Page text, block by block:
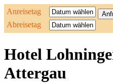
Anreisetag
Abreisetag
Hotel
Attergau